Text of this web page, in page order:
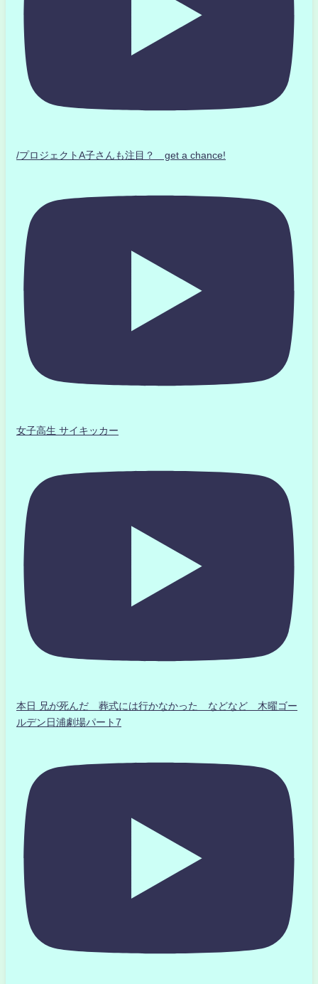
/プロジェクトA子さんも注目？ get a chance!
女子高生 サイキッカー
本日 兄が死んだ 葬式には行かなかった などなど 木曜ゴー
ルデン日浦劇場パート7